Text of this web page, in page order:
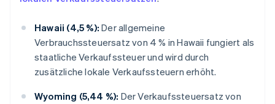
Hawaii (4,5 %): Der allgemeine
Verbrauchssteuersatz von 4 % in Hawaii fungiert als
staatliche Verkaufssteuer und wird durch
zusätzliche lokale Verkaufssteuern erhöht.
Wyoming (5,44 %): Der Verkaufssteuersatz von